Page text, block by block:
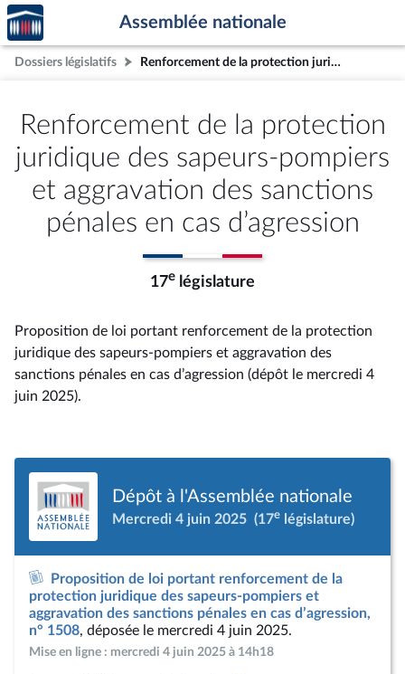
Aller au contenu
Aller en bas de la page
Accèder
à la
page
d'accueil
Assemblée nationale
Dossiers législatifs Renforcement de la protection juridique des sapeurs-pompiers et aggravation des sanctions pénales en cas d’agression
Renforcement de la protection
juridique des sapeurs-pompiers
et aggravation des sanctions
pénales en cas d’agression
17e législature
Proposition de loi portant renforcement de la protection
juridique des sapeurs-pompiers et aggravation des
sanctions pénales en cas d’agression (dépôt le mercredi 4
juin 2025).
Dépôt à l'Assemblée nationale
Mercredi 4 juin 2025 (17e législature)
Proposition de loi portant renforcement de la
protection juridique des sapeurs-pompiers et
aggravation des sanctions pénales en cas d’agression,
n° 1508, déposée le mercredi 4 juin 2025.
Mise en ligne : mercredi 4 juin 2025 à 14h18